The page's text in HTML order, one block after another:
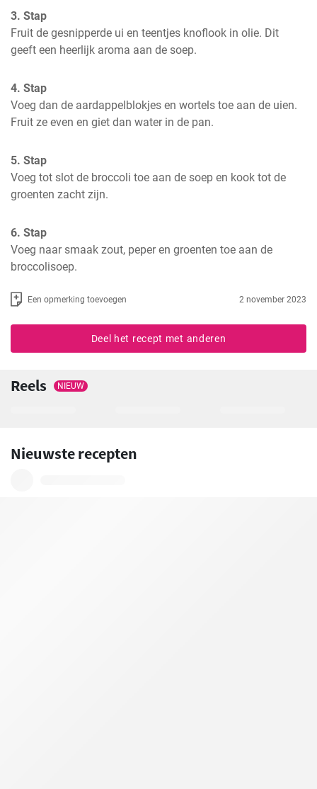
3. Stap
Fruit de gesnipperde ui en teentjes knoflook in olie. Dit
geeft een heerlijk aroma aan de soep.
4. Stap
Voeg dan de aardappelblokjes en wortels toe aan de uien.
Fruit ze even en giet dan water in de pan.
5. Stap
Voeg tot slot de broccoli toe aan de soep en kook tot de
groenten zacht zijn.
6. Stap
Voeg naar smaak zout, peper en groenten toe aan de
broccolisoep.
Een opmerking toevoegen 2 november 2023
Deel het recept met anderen
Reels NIEUW
Nieuwste recepten